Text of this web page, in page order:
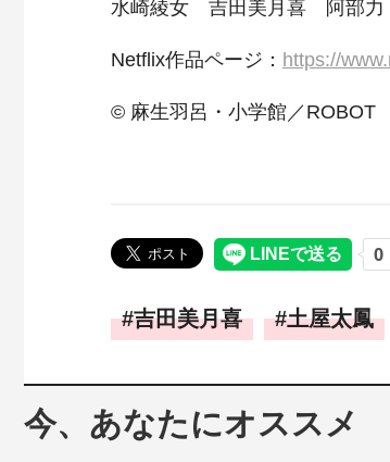
水崎綾女 吉田美月喜 阿部
Netflix作品ページ： https://
© 麻生羽呂・小学館／ROBOT
吉田美月喜 土屋太鳳
今、あなたにオススメ